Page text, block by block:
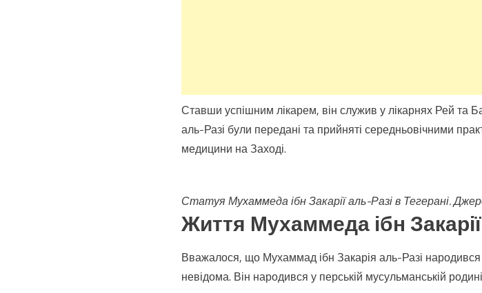
Ставши успішним лікарем, він служив у лікарнях Рей та
аль-Разі були передані та прийняті середньовічними
медицини на Заході.
Статуя Мухаммеда ібн Закарії аль-Разі в Тегерані.
Життя Мухаммеда ібн
Вважалося, що Мухаммад ібн Закарія аль-Разі
невідома. Він народився у перській мусульманській